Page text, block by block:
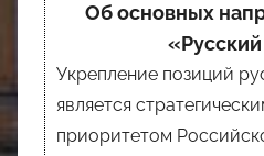
Об основных
Укрепление позиций
является
приоритетом